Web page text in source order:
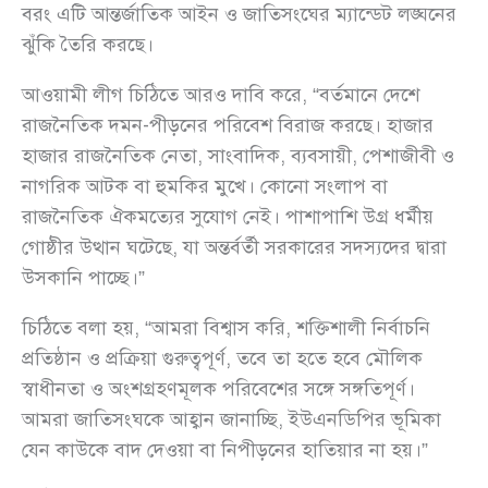
বরং এটি আন্তর্জাতিক আইন ও জাতিসংঘের ম্যান্ডেট লঙ্ঘনের
ঝুঁকি তৈরি করছে।
আওয়ামী লীগ চিঠিতে আরও দাবি করে, “বর্তমানে দেশে
রাজনৈতিক দমন-পীড়নের পরিবেশ বিরাজ করছে। হাজার
হাজার রাজনৈতিক নেতা, সাংবাদিক, ব্যবসায়ী, পেশাজীবী ও
নাগরিক আটক বা হুমকির মুখে। কোনো সংলাপ বা
রাজনৈতিক ঐকমত্যের সুযোগ নেই। পাশাপাশি উগ্র ধর্মীয়
গোষ্ঠীর উত্থান ঘটেছে, যা অন্তর্বর্তী সরকারের সদস্যদের দ্বারা
উসকানি পাচ্ছে।”
চিঠিতে বলা হয়, “আমরা বিশ্বাস করি, শক্তিশালী নির্বাচনি
প্রতিষ্ঠান ও প্রক্রিয়া গুরুত্বপূর্ণ, তবে তা হতে হবে মৌলিক
স্বাধীনতা ও অংশগ্রহণমূলক পরিবেশের সঙ্গে সঙ্গতিপূর্ণ।
আমরা জাতিসংঘকে আহ্বান জানাচ্ছি, ইউএনডিপির ভূমিকা
যেন কাউকে বাদ দেওয়া বা নিপীড়নের হাতিয়ার না হয়।”